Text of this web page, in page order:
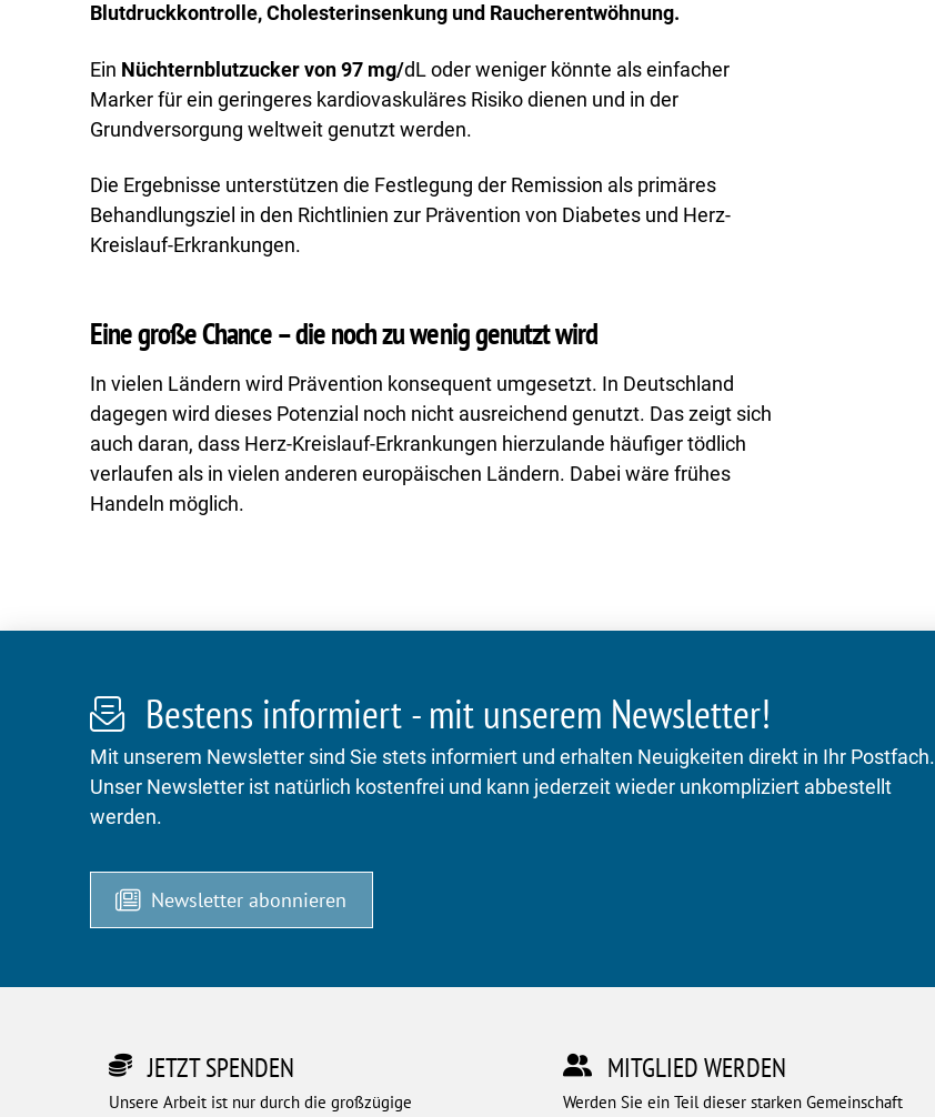
Blutdruckkontrolle, Cholesterinsenkung und Raucherentwöhnung. ​
Ein Nüchternblutzucker von 97 mg/dL oder weniger könnte als einfacher
Marker für ein geringeres kardiovaskuläres Risiko dienen und in der
Grundversorgung weltweit genutzt werden. ​
Die Ergebnisse unterstützen die Festlegung der Remission als primäres
Behandlungsziel in den Richtlinien zur Prävention von Diabetes und Herz-
Kreislauf-Erkrankungen. ​
Eine große Chance – die noch zu wenig genutzt wird
In vielen Ländern wird Prävention konsequent umgesetzt. In Deutschland
dagegen wird dieses Potenzial noch nicht ausreichend genutzt. Das zeigt sich
auch daran, dass Herz-Kreislauf-Erkrankungen hierzulande häufiger tödlich
verlaufen als in vielen anderen europäischen Ländern. Dabei wäre frühes
Handeln möglich.
Bestens informiert - mit unserem Newsletter!
Mit unserem Newsletter sind Sie stets informiert und erhalten Neuigkeiten direkt in Ihr Postfach.
Unser Newsletter ist natürlich kostenfrei und kann jederzeit wieder unkompliziert abbestellt
werden.
Newsletter abonnieren
JETZT SPENDEN
Unsere Arbeit ist nur durch die großzügige
MITGLIED WERDEN
Werden Sie ein Teil dieser starken Gemeinschaft